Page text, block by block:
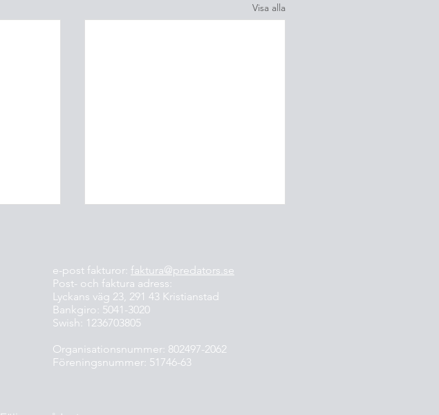
Visa alla
Grattis Elias Marcisz - punter
Lincoln University
e-post fakturor: faktura@predators.se
Post- och faktura adress:
Lyckans väg 23, 291 43 Kristianstad
Bankgiro: 5041-3020
Swish: 1236703805
Organisationsnummer: 802497-2062
Föreningsnummer: 51746-63